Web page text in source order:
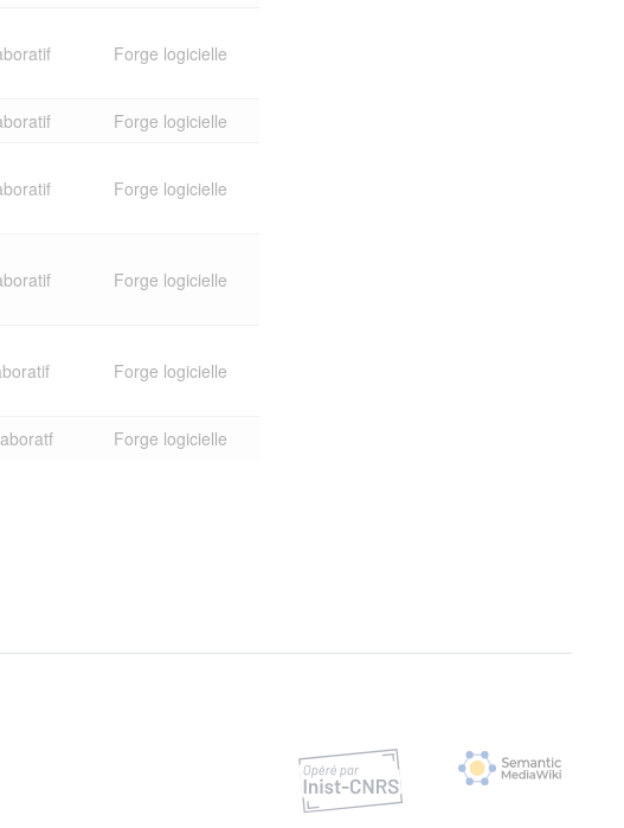
Forge logicielle
Forge logicielle
Forge logicielle
Forge logicielle
Forge logicielle
Forge logicielle